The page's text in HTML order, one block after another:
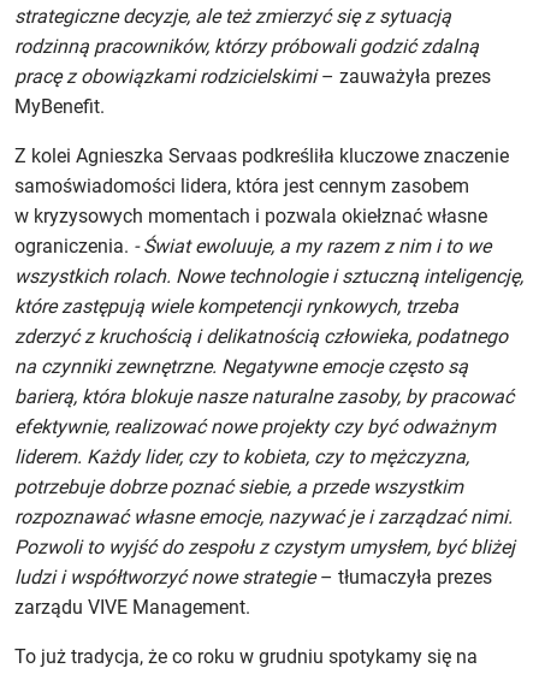
strategiczne decyzje, ale też zmierzyć się z sytuacją
rodzinną pracowników, którzy próbowali godzić zdalną
pracę z obowiązkami rodzicielskimi– zauważyła prezes
MyBenefit.
Z kolei Agnieszka Servaas podkreśliła kluczowe znaczenie
samoświadomości lidera, która jest cennym zasobem
w kryzysowych momentach i pozwala okiełznać własne
ograniczenia. - Świat ewoluuje, a my razem z nim i to we
wszystkich rolach. Nowe technologie i sztuczną inteligencję,
które zastępują wiele kompetencji rynkowych, trzeba
zderzyć z kruchością i delikatnością człowieka, podatnego
na czynniki zewnętrzne. Negatywne emocje często są
barierą, która blokuje nasze naturalne zasoby, by pracować
efektywnie, realizować nowe projekty czy być odważnym
liderem. Każdy lider, czy to kobieta, czy to mężczyzna,
potrzebuje dobrze poznać siebie, a przede wszystkim
rozpoznawać własne emocje, nazywać je i zarządzać nimi.
Pozwoli to wyjść do zespołu z czystym umysłem, być bliżej
ludzi i współtworzyć nowe strategie– tłumaczyła prezes
zarządu VIVE Management.
To już tradycja, że co roku w grudniu spotykamy się na